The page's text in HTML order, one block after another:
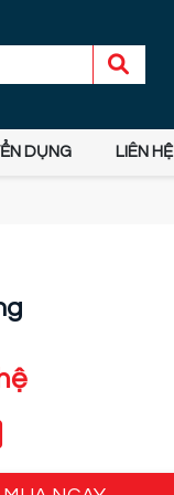
DỤNG LIÊN HỆ